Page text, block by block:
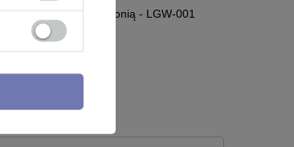
Labret złoty z białą cyrkonią - LGW-001